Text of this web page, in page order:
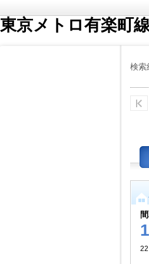
東京メトロ有楽町
検索